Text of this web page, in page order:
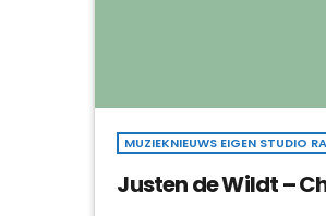
MUZIEKNIEUWS EIGEN STUDIO
Justen de Wildt –